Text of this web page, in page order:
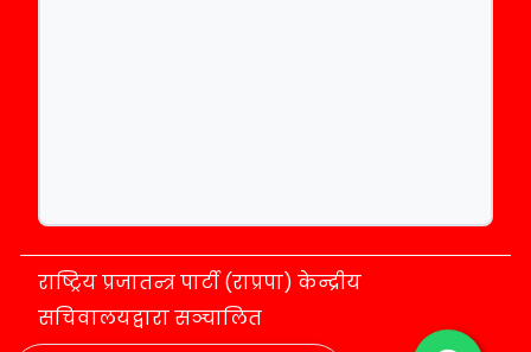
राष्ट्रिय प्रजातन्त्र पार्टी (राप्रपा) केन्द्रीय
सचिवालयद्वारा सञ्चालित